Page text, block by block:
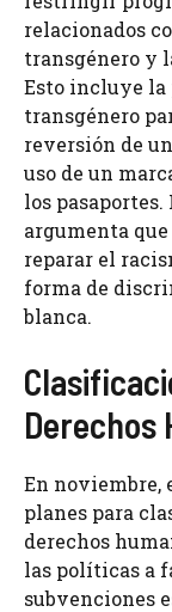
relacionados
transgénero y
Esto incluye la
transgénero
reversión de
uso de un
los
argumenta
reparar el
forma de
blanca.
Derechos
En noviembre,
planes para
derechos
las políticas a
subvenciones